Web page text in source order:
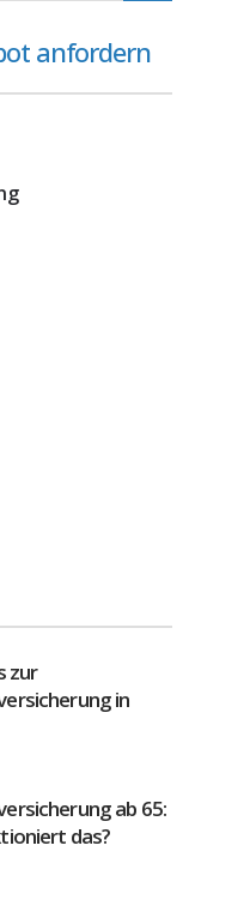
anfordern
zur
in
ab 65:
das?